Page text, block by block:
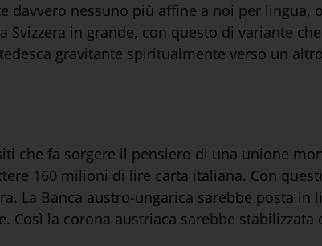
davvero nessuno più affine a noi per
Svizzera in grande, con questo di variante
gravitante spiritualmente verso un
che fa sorgere il pensiero di una unione
160 milioni di lire carta italiana. Con
La Banca austro-ungarica sarebbe posta in
Così la corona austriaca sarebbe